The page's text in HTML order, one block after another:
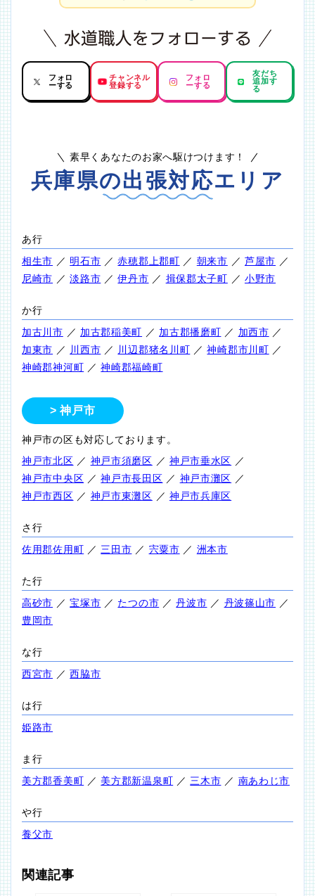
フォロ
ーする
チャンネル
登録する
フォロ
ーする
友だち
追加す
る
素早くあなたのお家へ駆けつけます！
兵庫県の出張対応エリア
あ行
相生市 ／ 明石市 ／赤穂郡上郡町 ／ 朝来市 ／ 芦屋市 ／
尼崎市 ／淡路市 ／伊丹市 ／ 揖保郡太子町 ／ 小野市
か行
加古川市 ／ 加古郡稲美町 ／ 加古郡播磨町 ／ 加西市 ／
加東市 ／ 川西市 ／ 川辺郡猪名川町 ／神崎郡市川町 ／
神崎郡神河町 ／神崎郡福崎町
神戸市
神戸市の区も対応しております。
神戸市北区 ／ 神戸市須磨区 ／ 神戸市垂水区 ／
神戸市中央区 ／神戸市長田区 ／ 神戸市灘区 ／
神戸市西区 ／ 神戸市東灘区 ／ 神戸市兵庫区
さ行
佐用郡佐用町 ／三田市 ／ 宍粟市 ／ 洲本市
た行
高砂市 ／宝塚市 ／ たつの市 ／丹波市 ／ 丹波篠山市 ／
豊岡市
な行
西宮市 ／西脇市
は行
姫路市
ま行
美方郡香美町 ／ 美方郡新温泉町 ／三木市 ／ 南あわじ市
や行
養父市
関連記事